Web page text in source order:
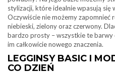
stylizacji, które idealnie wpasują się
Oczywiście nie możemy zapomnieć
niebieski, zielony oraz czerwony.
bardzo prosty – wszystkie te barwy
im całkowicie nowego znaczenia.
LEGGINSY BASIC I
CO DZIEŃ